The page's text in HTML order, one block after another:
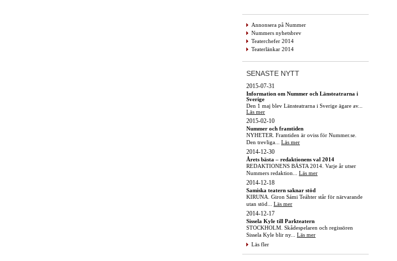
Annonsera på Nummer
Nummers nyhetsbrev
Teaterchefer 2014
Teaterlänkar 2014
SENASTE NYTT
2015-07-31
Information om Nummer och Länsteatrarna i
Sverige
Den 1 maj blev Länsteatrarna i Sverige ägare av...
Läs mer
2015-02-10
Nummer och framtiden
NYHETER. Framtiden är oviss för Nummer.se.
Den trevliga... Läs mer
2014-12-30
Årets bästa – redaktionens val 2014
REDAKTIONENS BÄSTA 2014. Varje år utser
Nummers redaktion... Läs mer
2014-12-18
Samiska teatern saknar stöd
KIRUNA. Giron Sámi Teáhter står för närvarande
utan stöd... Läs mer
2014-12-17
Sissela Kyle till Parkteatern
STOCKHOLM. Skådespelaren och regissören
Sissela Kyle blir ny... Läs mer
Läs fler